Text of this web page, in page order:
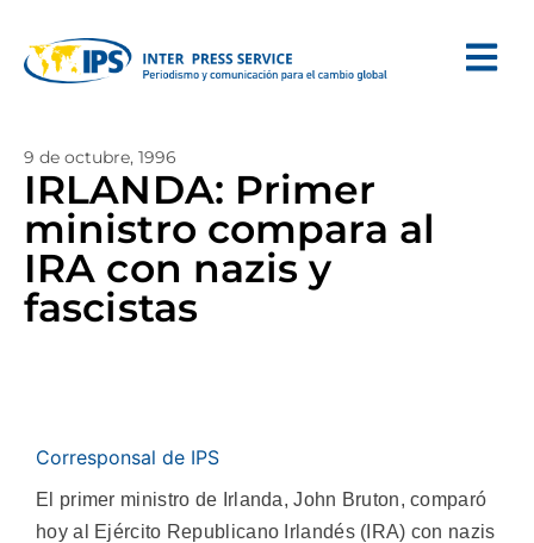
9 de octubre, 1996
IRLANDA: Primer
ministro compara al
IRA con nazis y
fascistas
Corresponsal de IPS
El primer ministro de Irlanda, John Bruton, comparó
hoy al Ejército Republicano Irlandés (IRA) con nazis